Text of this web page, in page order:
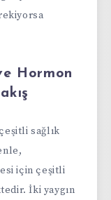
Hormon
sağlık
için çeşitli
İki yaygın